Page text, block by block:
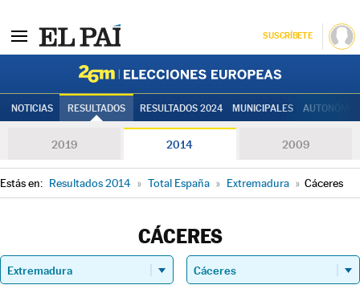
SUSCRÍBETE
NOTICIAS RESULTADOS RESULTADOS 2024 MUNICIPALES
2019 2014 2009
Estás en: Resultados 2014 » Total España » Extremadura » Cáceres
CÁCERES